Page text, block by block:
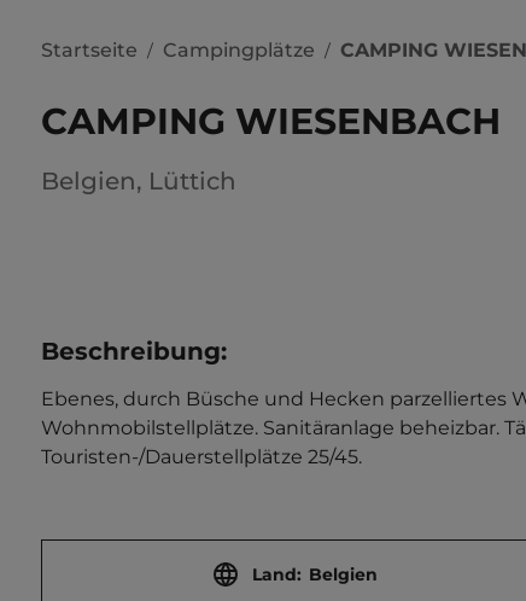
Startseite / Campingplätze / CAMPING
CAMPING WIESENBACH
Belgien, Lüttich
Beschreibung:
Ebenes, durch Büsche und Hecken parzelliertes
Wohnmobilstellplätze. Sanitäranlage beheizbar.
Touristen-/Dauerstellplätze 25/45.
Land: Belgien